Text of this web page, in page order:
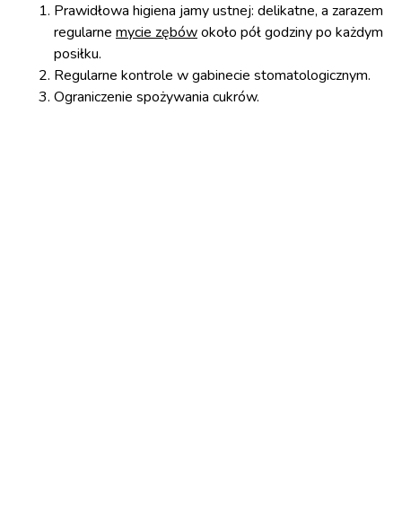
Prawidłowa higiena jamy ustnej: delikatne, a zarazem
regularne mycie zębówokoło pół godziny po każdym
posiłku.
Regularne kontrole w gabinecie stomatologicznym.
Ograniczenie spożywania cukrów.